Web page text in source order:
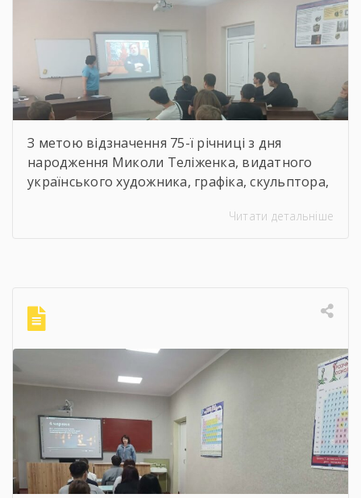
мистецтва
З метою відзначення 75-ї річниці з дня
народження Миколи Теліженка, видатного
українського художника, графіка, скульптора,
мистецтва, члена Національної спілки
години, під час яких студенти здійснили
віртуальну подорож до музею митця, де
кожен зміг побачити неймовірну
філігранність витинанок, графіки […]
Читати детальніше